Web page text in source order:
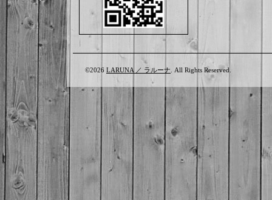
©2026 LARUNA ／ ラルーナ . All Rights Reserved.